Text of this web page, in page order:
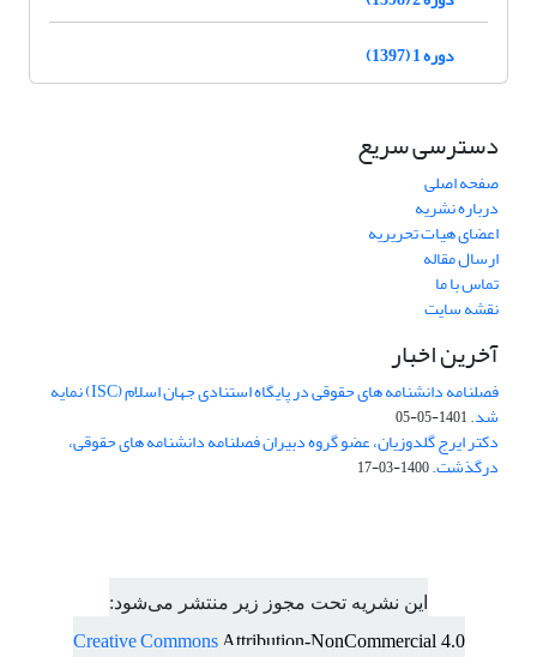
دوره 1 (1397)
دسترسی سریع
صفحه اصلی
درباره نشریه
اعضای هیات تحریریه
ارسال مقاله
تماس با ما
نقشه سایت
آخرین اخبار
فصلنامه دانشنامه های حقوقی در پایگاه استنادی جهان اسلام (ISC) نمایه
شد.1401-05-05
دکتر ایرج گلدوزیان، عضو گروه دبیران فصلنامه دانشنامه های حقوقی،
درگذشت.1400-03-17
این نشریه تحت مجوز زیر منتشر می‌شود:
Creative Commons Attribution-NonCommercial 4.0